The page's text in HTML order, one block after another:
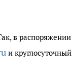
в распоряжении
и круглосуточный